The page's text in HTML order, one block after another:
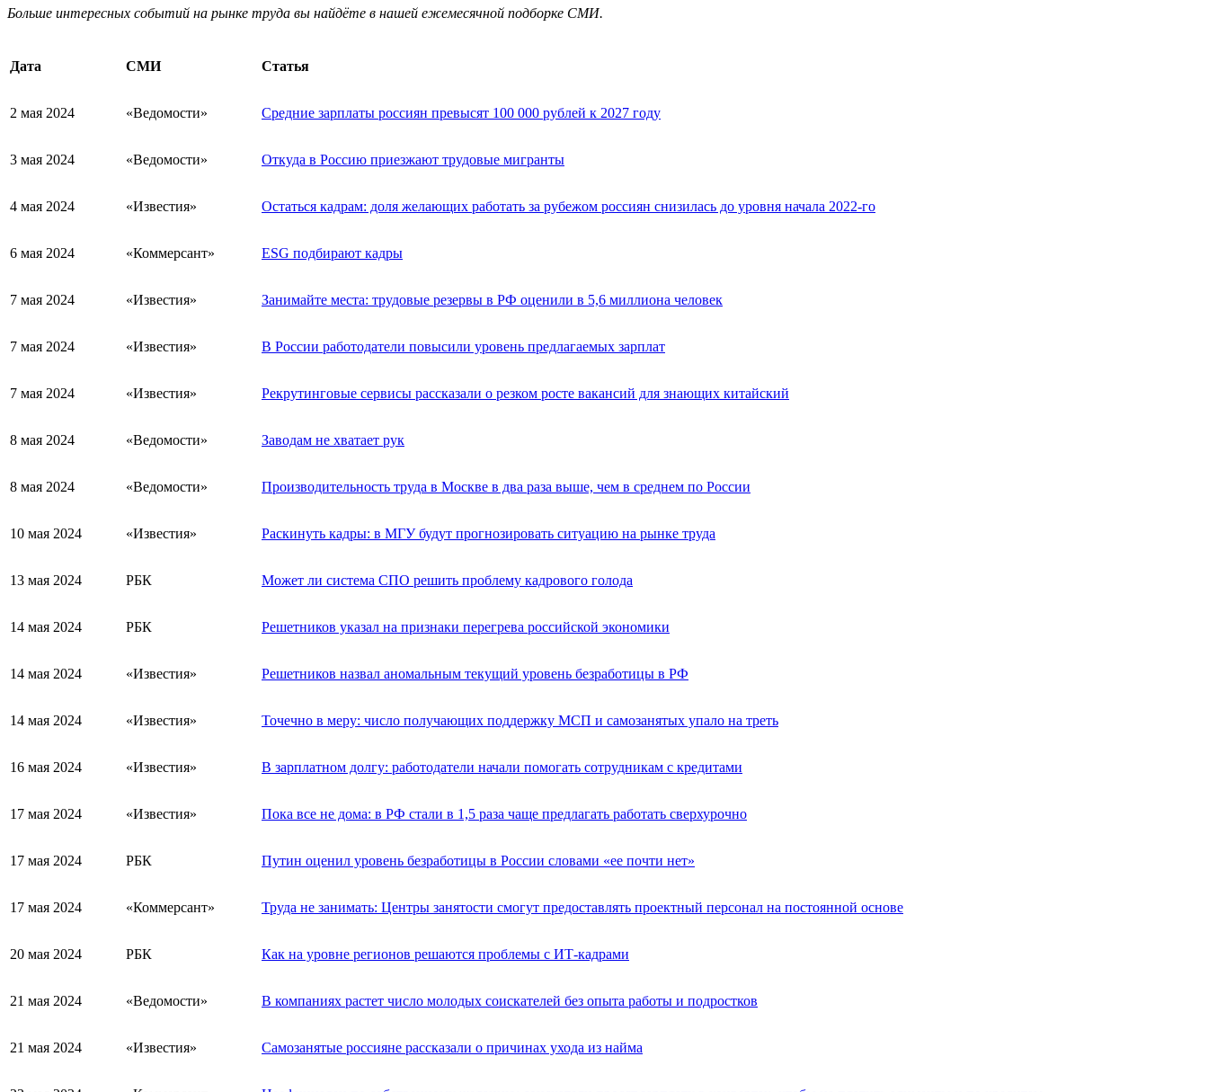
Больше интересных событий на рынке труда вы найдёте в нашей ежемесячной подборке СМИ.
Дата СМИ Статья
2 мая 2024 «Ведомости» Средние зарплаты россиян превысят 100 000 рублей к 2027 году
3 мая 2024 «Ведомости» Откуда в Россию приезжают трудовые мигранты
4 мая 2024 «Известия» Остаться кадрам: доля желающих работать за рубежом россиян снизилась до уровня начала 2022-го
6 мая 2024 «Коммерсант» ESG подбирают кадры
7 мая 2024 «Известия» Занимайте места: трудовые резервы в РФ оценили в 5,6 миллиона человек
7 мая 2024 «Известия» В России работодатели повысили уровень предлагаемых зарплат
7 мая 2024 «Известия» Рекрутинговые сервисы рассказали о резком росте вакансий для знающих китайский
8 мая 2024 «Ведомости» Заводам не хватает рук
8 мая 2024 «Ведомости» Производительность труда в Москве в два раза выше, чем в среднем по России
10 мая 2024 «Известия» Раскинуть кадры: в МГУ будут прогнозировать ситуацию на рынке труда
13 мая 2024 РБК Может ли система СПО решить проблему кадрового голода
14 мая 2024 РБК Решетников указал на признаки перегрева российской экономики
14 мая 2024 «Известия» Решетников назвал аномальным текущий уровень безработицы в РФ
14 мая 2024 «Известия» Точечно в меру: число получающих поддержку МСП и самозанятых упало на треть
16 мая 2024 «Известия» В зарплатном долгу: работодатели начали помогать сотрудникам с кредитами
17 мая 2024 «Известия» Пока все не дома: в РФ стали в 1,5 раза чаще предлагать работать сверхурочно
17 мая 2024 РБК Путин оценил уровень безработицы в России словами «ее почти нет»
17 мая 2024 «Коммерсант» Труда не занимать: Центры занятости смогут предоставлять проектный персонал на постоянной основе
20 мая 2024 РБК Как на уровне регионов решаются проблемы с ИТ-кадрами
21 мая 2024 «Ведомости» В компаниях растет число молодых соискателей без опыта работы и подростков
21 мая 2024 «Известия» Самозанятые россияне рассказали о причинах ухода из найма